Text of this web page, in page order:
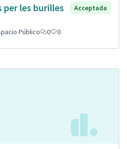
les burilles
Acceptada
Público 0 0